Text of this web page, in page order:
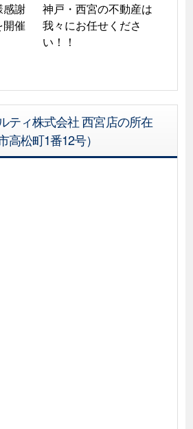
感謝
開催
神戸・西宮の不動産は
我々にお任せくださ
い！！
ティ株式会社 西宮店の所在
松町1番12号）